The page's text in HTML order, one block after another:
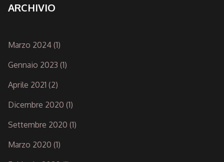
ARCHIVIO
Marzo 2024 (1)
Gennaio 2023 (1)
Aprile 2021 (2)
Dicembre 2020 (1)
Settembre 2020 (1)
Marzo 2020 (1)